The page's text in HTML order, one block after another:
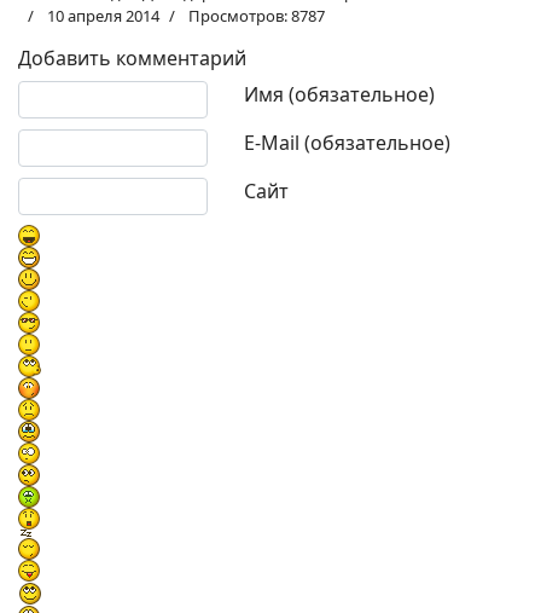
10 апреля 2014
Просмотров: 8787
Добавить комментарий
Имя (обязательное)
E-Mail (обязательное)
Сайт
Текст комментария